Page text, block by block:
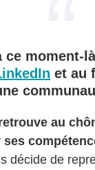
ce moment-
et au
au
ses
décide de